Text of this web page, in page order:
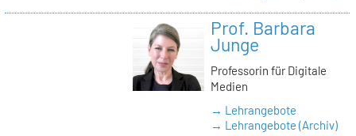
Prof. Barbara
Junge
Professorin für Digitale
Medien
→ Lehrangebote
→ Lehrangebote (Archiv)